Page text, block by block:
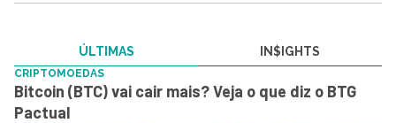
ÚLTIMAS IN$IGHTS
CRIPTOMOEDAS
Bitcoin (BTC) vai cair mais? Veja o que diz o BTG
Pactual